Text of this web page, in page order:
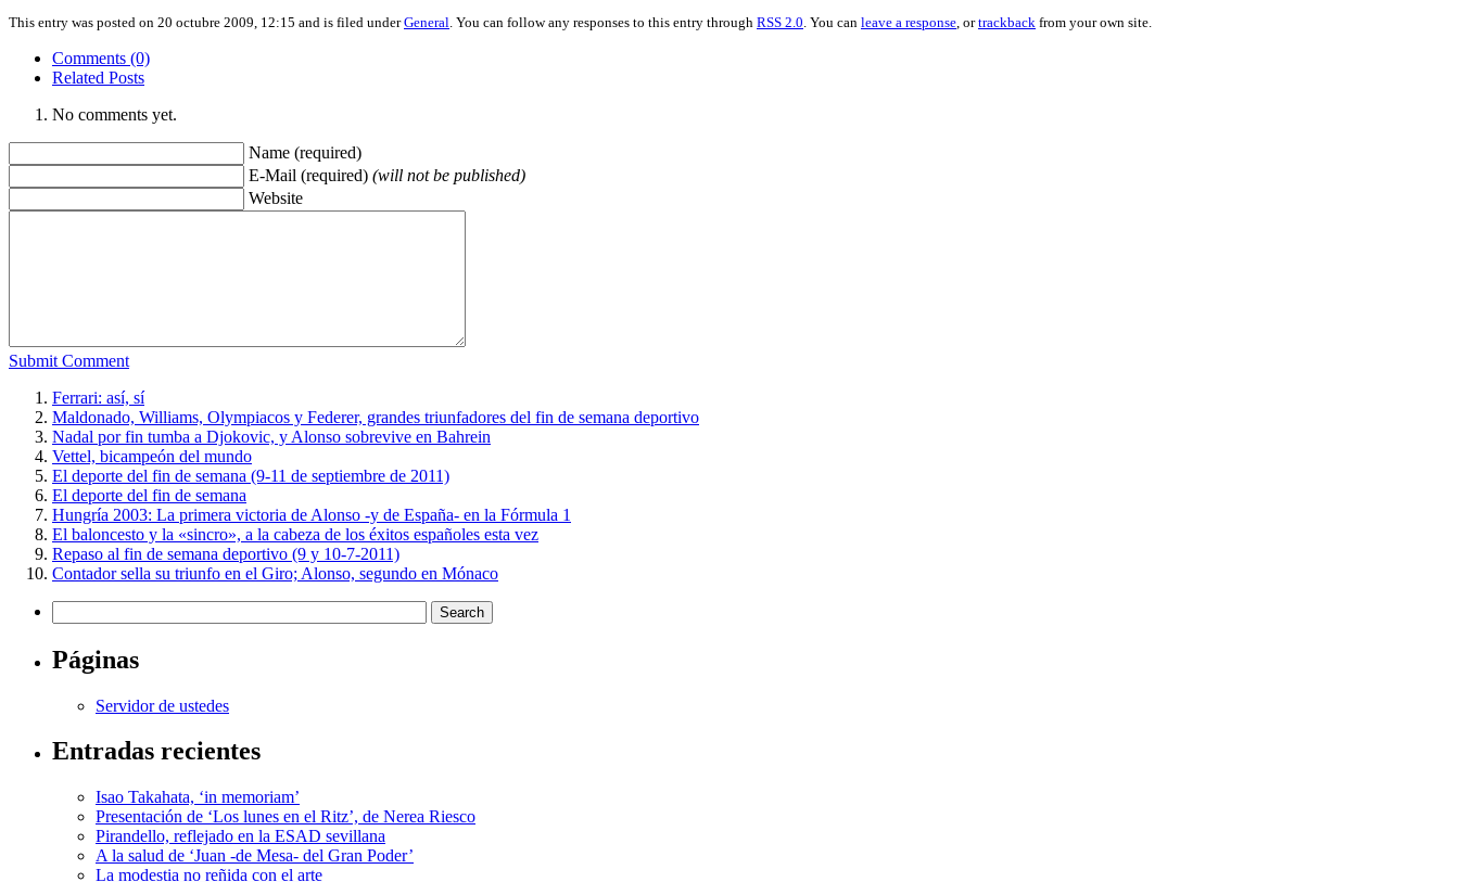
This entry was posted on 20 octubre 2009, 12:15 and is filed underGeneral . You can follow any responses to this entry through RSS 2.0 . You can leave a response , ortrackback from your own site.
Comments (0)
Related Posts
No comments yet.
Name (required)
E-Mail (required) (will not be published)
Website
Submit Comment
Ferrari: así, sí
Maldonado, Williams, Olympiacos y Federer, grandes triunfadores del fin de semana deportivo
Nadal por fin tumba a Djokovic, y Alonso sobrevive en Bahrein
Vettel, bicampeón del mundo
El deporte del fin de semana (9-11 de septiembre de 2011)
El deporte del fin de semana
Hungría 2003: La primera victoria de Alonso -y de España- en la Fórmula 1
El baloncesto y la «sincro», a la cabeza de los éxitos españoles esta vez
Repaso al fin de semana deportivo (9 y 10-7-2011)
Contador sella su triunfo en el Giro; Alonso, segundo en Mónaco
Páginas
Servidor de ustedes
Entradas recientes
Isao Takahata, ‘in memoriam’
Presentación de ‘Los lunes en el Ritz’, de Nerea Riesco
Pirandello, reflejado en la ESAD sevillana
A la salud de ‘Juan -de Mesa- del Gran Poder’
La modestia no reñida con el arte